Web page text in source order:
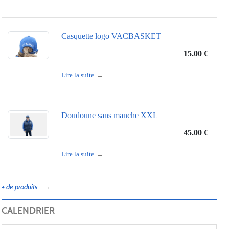
Casquette logo VACBASKET
15.00 €
Lire la suite
Doudoune sans manche XXL
45.00 €
Lire la suite
+ de produits
CALENDRIER